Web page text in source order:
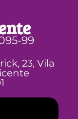
99
23, Vila